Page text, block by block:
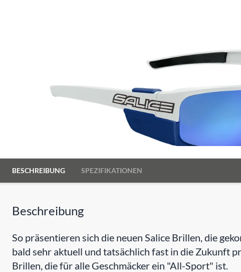
BESCHREIBUNG SPEZIFIKATIONEN
Beschreibung
So präsentieren sich die neuen Salice Brillen, die
bald sehr aktuell und tatsächlich fast in die Zukunft
Brillen, die für alle Geschmäcker ein "All-Sport" ist.